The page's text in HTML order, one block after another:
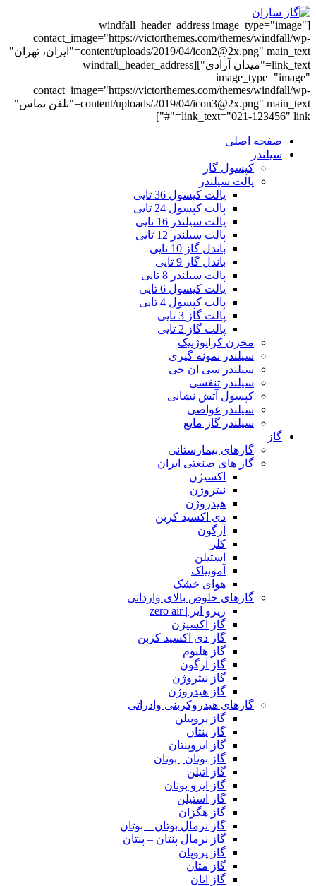
[windfall_header_address image_type="image"
contact_image="https://victorthemes.com/themes/windfall/wp-
content/uploads/2019/04/icon2@2x.png" main_text="ایران، تهران"
link_text="میدان آزادی"][windfall_header_address
image_type="image"
contact_image="https://victorthemes.com/themes/windfall/wp-
content/uploads/2019/04/icon3@2x.png" main_text="تلفن تماس"
link_text="021-123456" link="#"]
صفحه اصلی
سیلندر
کپسول گاز
پالت سیلندر
پالت کپسول 36 تایی
پالت کپسول 24 تایی
پالت سیلندر 16 تایی
پالت سیلندر 12 تایی
باندل گاز 10 تایی
باندل گاز 9 تایی
پالت سیلندر 8 تایی
پالت کپسول 6 تایی
پالت کپسول 4 تایی
پالت گاز 3 تایی
پالت گاز 2 تایی
مخزن کرایوژنیک
سیلندر نمونه گیری
سیلندر سی ان جی
سیلندر تنفسی
کپسول آتش نشانی
سیلندر غواصی
سیلندر گاز مایع
گاز
گازهای بیمارستانی
گاز های صنعتی ایران
اکسیژن
نیتروژن
هیدروژن
دی اکسید کربن
آرگون
کلر
استیلن
آمونیاک
هوای خشک
گازهای خلوص بالای وارداتی
زیرو ایر | zero air
گاز اکسیژن
گاز دی اکسید کربن
گاز هلیوم
گاز آرگون
گاز نیتروژن
گاز هیدروژن
گازهای هیدروکربنی وادراتی
گاز پروپیلن
گاز پنتان
گاز ایزوپنتان
گاز بوتان | بوتان
گاز اتیلن
گاز ایزو بوتان
گاز استیلن
گاز هگزان
گاز نرمال بوتان – بوتان
گاز نرمال پنتان – پنتان
گاز پروپان
گاز متان
گاز اتان